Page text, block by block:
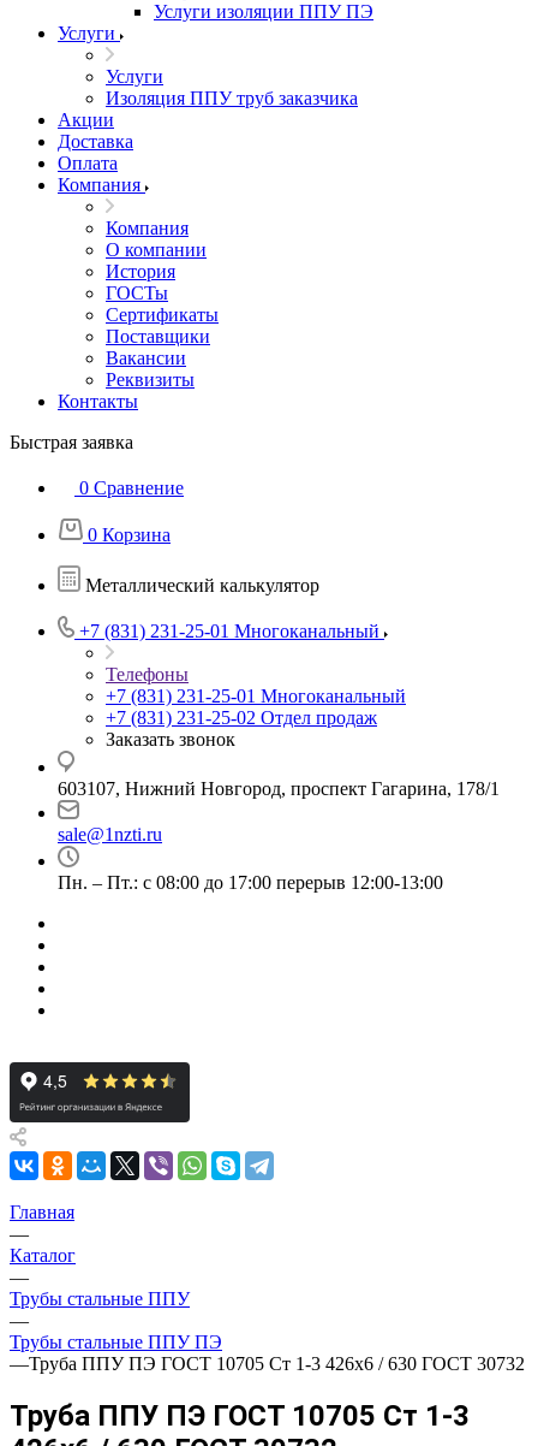
Услуги изоляции ППУ ПЭ
Услуги
Услуги
Изоляция ППУ труб заказчика
Акции
Доставка
Оплата
Компания
Компания
О компании
История
ГОСТы
Сертификаты
Поставщики
Вакансии
Реквизиты
Контакты
Быстрая заявка
0 Сравнение
0 Корзина
Металлический калькулятор
+7 (831) 231-25-01 Многоканальный
Телефоны
+7 (831) 231-25-01 Многоканальный
+7 (831) 231-25-02 Отдел продаж
Заказать звонок
603107, Нижний Новгород, проспект Гагарина, 178/1
sale@1nzti.ru
Пн. – Пт.: с 08:00 до 17:00 перерыв 12:00-13:00
Главная
—
Каталог
—
Трубы стальные ППУ
—
Трубы стальные ППУ ПЭ
—Труба ППУ ПЭ ГОСТ 10705 Ст 1-3 426x6 / 630 ГОСТ 30732
Труба ППУ ПЭ ГОСТ 10705 Ст 1-3